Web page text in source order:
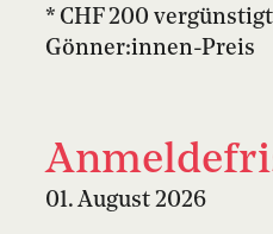
* CHF 200
Gönner:innen-Preis
01. August 2026